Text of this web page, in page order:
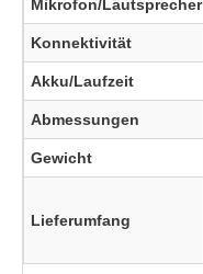
Mikrofon/Lautsprecher
Konnektivität
Akku/Laufzeit
Abmessungen
Gewicht
Lieferumfang